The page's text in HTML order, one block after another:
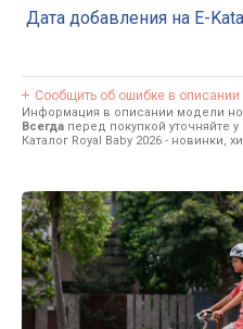
Дата добавления на E-
Сообщить об ошибке в описании
Информация в описании модели
Всегда перед покупкой уточняйте
Каталог Royal Baby 2026 - новинки,